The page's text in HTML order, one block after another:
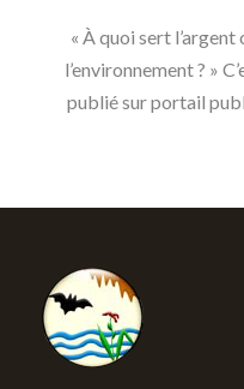
« À quoi sert
l’environnement ? »
publié sur portail